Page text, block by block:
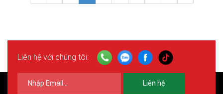
Liên hệ với chúng tôi:
Liên hệ